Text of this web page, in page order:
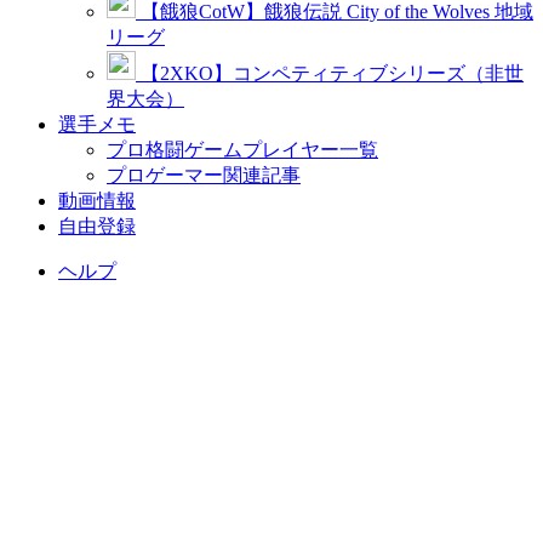
【餓狼CotW】餓狼伝説 City of the Wolves 地域
リーグ
【2XKO】コンペティティブシリーズ（非世
界大会）
選手メモ
プロ格闘ゲームプレイヤー一覧
プロゲーマー関連記事
動画情報
自由登録
ヘルプ